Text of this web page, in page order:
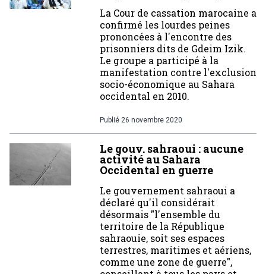
La Cour de cassation marocaine a
confirmé les lourdes peines
prononcées à l'encontre des
prisonniers dits de Gdeim Izik.
Le groupe a participé à la
manifestation contre l'exclusion
socio-économique au Sahara
occidental en 2010.
Publié 26 novembre 2020
Le gouv. sahraoui : aucune
activité au Sahara
Occidental en guerre
Le gouvernement sahraoui a
déclaré qu'il considérait
désormais "l'ensemble du
territoire de la République
sahraouie, soit ses espaces
terrestres, maritimes et aériens,
comme une zone de guerre",